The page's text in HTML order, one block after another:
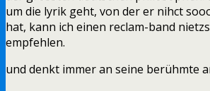
um die lyrik geht, von der er nihct
hat, kann ich einen reclam-band
empfehlen.
und denkt immer an seine berühmte